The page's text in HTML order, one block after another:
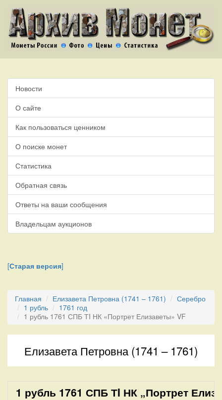
Новости
О сайте
Как пользоваться ценником
О поиске монет
Статистика
Обратная связь
Ответы на ваши сообщения
Владельцам аукционов
[Старая версия]
Главная Елизавета Петровна (1741 – 1761)
Серебро
1 рубль
1761 год
1 рубль 1761 СПБ ТI НК «Портрет Елизаветы» VF
Елизавета Петровна (1741 – 1761)
1 рубль 1761 СПБ ТI НК „Портрет